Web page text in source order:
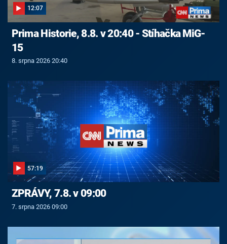
12:07
Prima Historie, 8.8. v 20:40 - Stíhačka MiG-
15
8. srpna 2026 20:40
57:19
ZPRÁVY, 7.8. v 09:00
7. srpna 2026 09:00